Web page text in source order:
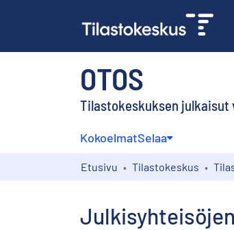
OTOS
Tilastokeskuksen julkaisut
KokoelmatSelaa
Etusivu Tilastokeskus